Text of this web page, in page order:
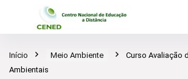
Início Meio Ambiente
Curso Avaliação
Ambientais